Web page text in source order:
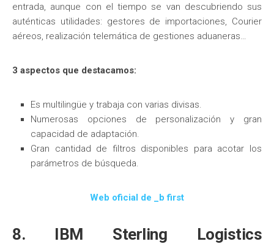
entrada, aunque con el tiempo se van descubriendo sus
auténticas utilidades: gestores de importaciones, Courier
aéreos, realización telemática de gestiones aduaneras…
3 aspectos que destacamos:
Es multilingüe y trabaja con varias divisas.
Numerosas opciones de personalización y gran
capacidad de adaptación.
Gran cantidad de filtros disponibles para acotar los
parámetros de búsqueda.
Web oficial de _b first
8. IBM Sterling Logistics